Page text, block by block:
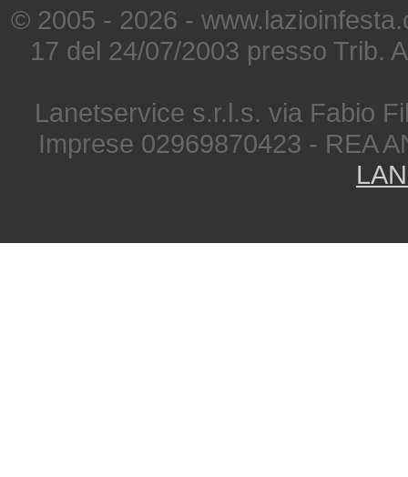
© 2005 - 2026 -
17 del 24/07/2003 presso Trib.
Lanetservice s.r.l.s. via Fabio
Imprese 02969870423 - REA